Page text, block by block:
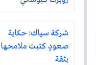
شركة سياك: حكاية
صعودٍ كتبت ملامحها
بثقة